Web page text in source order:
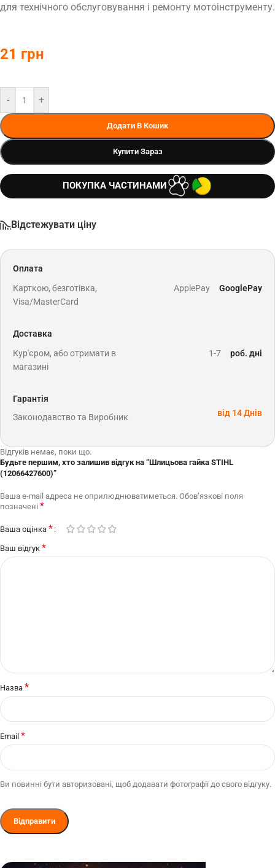
для технічного обслуговування і ремонту мотоінструменту.
21 грн
- +
Додати В Кошик
Купити Зараз
ПОКУПКА ЧАСТИНАМИ
Відстежувати ціну
Оплата
Карткою, безготівка,
Visa/MasterCard
ApplePay GooglePay
Доставка
Кур'єром, або отримати в
магазині
1-7 роб. дні
Гарантія
Законодавство та Виробник
від 14 Днів
Відгуків немає, поки що.
Будьте першим, хто залишив відгук на “Шлицьова гайка STIHL
(12066427600)”
Ваша e-mail адреса не оприлюднюватиметься. Обов’язкові поля
позначені *
Ваша оцінка *
Ваш відгук *
Назва *
Email *
Ви повинні бути авторизовані, щоб додавати фотографії до свого відгуку.